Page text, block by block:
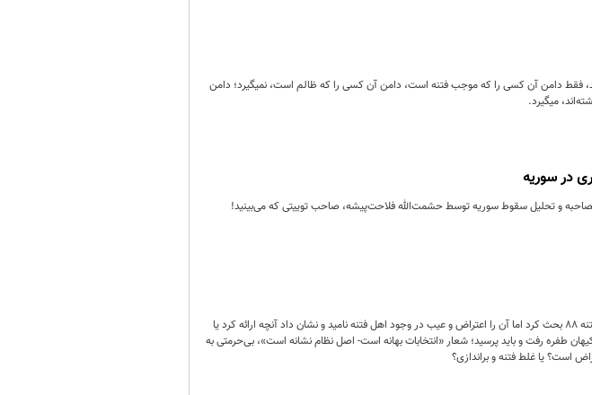
فقط دامن آن کسی را که موجب فتنه است، دامن آن کسی را که ظالم است، نمیگیرد؛ دامن
میگیرد.
در سوریه
و تحلیل سقوط سوریه توسط حشمت‌الله فلاحت‌پیشه، صاحب توییتی که می‌بینید!
رئیس‌جمهور در جریان نشست خبری دیروز، در پاسخ به کیهان پیرامون فتنه 88 بحث کرد اما آن را اعتراض و عیب در وجود اهل فتنه نامید و نشان داد آنچه ارائه کرد یا
طفره رفت و باید پرسید؛ شعار «انتخابات بهانه است- اصل نظام نشانه است»، بی‌حرمتی به
است؟ یا غلط فتنه و براندازی؟